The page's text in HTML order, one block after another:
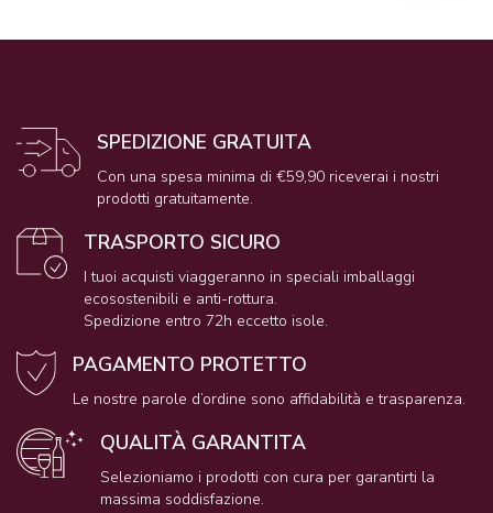
SPEDIZIONE GRATUITA
Con una spesa minima di €59,90 riceverai i nostri
prodotti gratuitamente.
TRASPORTO SICURO
I tuoi acquisti viaggeranno in speciali imballaggi
ecosostenibili e anti-rottura.
Spedizione entro 72h eccetto isole.
PAGAMENTO PROTETTO
Le nostre parole d’ordine sono affidabilità e trasparenza.
QUALITÀ GARANTITA
Selezioniamo i prodotti con cura per garantirti la
massima soddisfazione.